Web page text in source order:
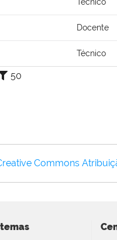
Docente
Técnico
50
Commons